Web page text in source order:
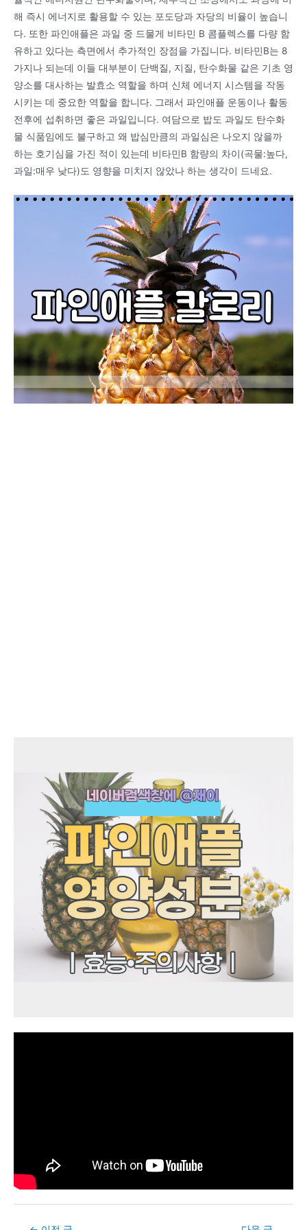
해 즉시 에너지로 활용할 수 있는 포도당과 자당의 비율이 높습니
다. 또한 파인애플은 과일 중 드물게 비타민 B 콤플렉스를 다량 함
유하고 있다는 측면에서 추가적인 장점을 가집니다. 비타민B는 8
가지나 되는데 이들 대부분이 단백질, 지질, 탄수화물 같은 기초 영
양소를 대사하는 발효소 역할을 하며 신체 에너지 시스템을 작동
시키는 데 중요한 역할을 합니다. 그래서 파인애플 운동이나 활동
전후에 섭취하면 좋은 과일입니다. 여담으로 밥도 과일도 탄수화
물 식품임에도 불구하고 왜 밥심만큼의 과일심은 나오지 않을까
하는 호기심을 가진 적이 있는데 비타민B 함량의 차이(곡물:높다,
과일:매우 낮다)도 영향을 미치지 않았나 하는 생각이 드네요.
Post